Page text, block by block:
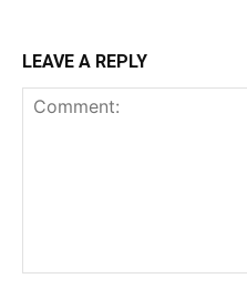
LEAVE A REPLY